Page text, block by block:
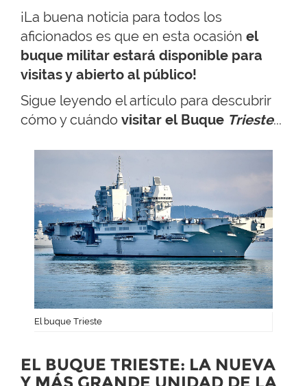
¡La buena noticia para todos los
aficionados es que en esta ocasión el
buque militar estará disponible para
visitas y abierto al público!
Sigue leyendo el artículo para descubrir
cómo y cuándo visitar el Buque Trieste...
El buque Trieste
EL BUQUE TRIESTE: LA NUEVA